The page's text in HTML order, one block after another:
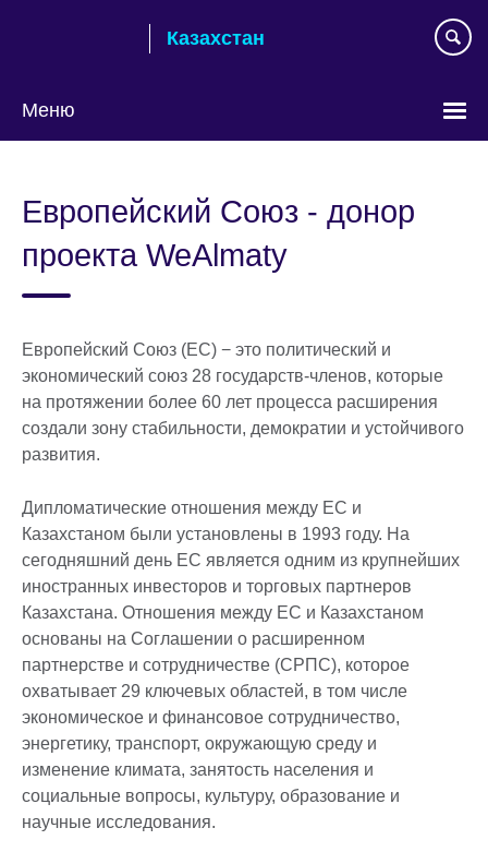
Казахстан
Меню
Европейский Союз - донор
проекта WeAlmaty
Европейский Союз (ЕС) − это политический и
экономический союз 28 государств-членов, которые
на протяжении более 60 лет процесса расширения
создали зону стабильности, демократии и устойчивого
развития.
Дипломатические отношения между ЕС и
Казахстаном были установлены в 1993 году. На
сегодняшний день ЕС является одним из крупнейших
иностранных инвесторов и торговых партнеров
Казахстана. Отношения между ЕС и Казахстаном
основаны на Соглашении о расширенном
партнерстве и сотрудничестве (СРПС), которое
охватывает 29 ключевых областей, в том числе
экономическое и финансовое сотрудничество,
энергетику, транспорт, окружающую среду и
изменение климата, занятость населения и
социальные вопросы, культуру, образование и
научные исследования.